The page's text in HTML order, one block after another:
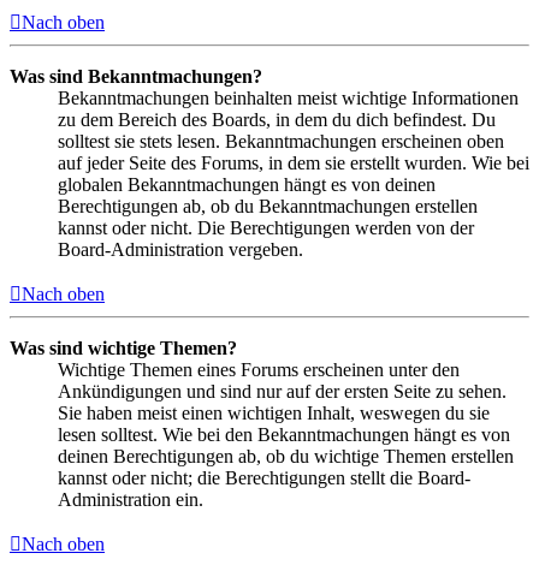
Nach oben
Was sind Bekanntmachungen?
Bekanntmachungen beinhalten meist wichtige Informationen
zu dem Bereich des Boards, in dem du dich befindest. Du
solltest sie stets lesen. Bekanntmachungen erscheinen oben
auf jeder Seite des Forums, in dem sie erstellt wurden. Wie bei
globalen Bekanntmachungen hängt es von deinen
Berechtigungen ab, ob du Bekanntmachungen erstellen
kannst oder nicht. Die Berechtigungen werden von der
Board-Administration vergeben.
Nach oben
Was sind wichtige Themen?
Wichtige Themen eines Forums erscheinen unter den
Ankündigungen und sind nur auf der ersten Seite zu sehen.
Sie haben meist einen wichtigen Inhalt, weswegen du sie
lesen solltest. Wie bei den Bekanntmachungen hängt es von
deinen Berechtigungen ab, ob du wichtige Themen erstellen
kannst oder nicht; die Berechtigungen stellt die Board-
Administration ein.
Nach oben